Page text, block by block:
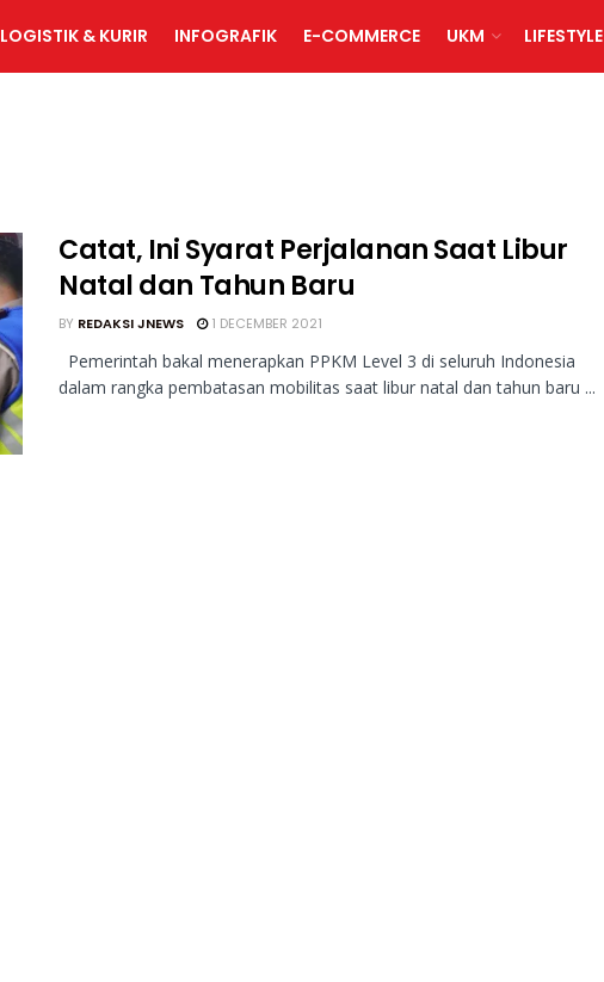
LOGISTIK & KURIR INFOGRAFIK E-COMMERCE UKM LIFESTYLE
Catat, Ini Syarat Perjalanan Saat Libur
Natal dan Tahun Baru
BY REDAKSI JNEWS 1 DECEMBER 2021
Pemerintah bakal menerapkan PPKM Level 3 di seluruh Indonesia
dalam rangka pembatasan mobilitas saat libur natal dan tahun baru ...